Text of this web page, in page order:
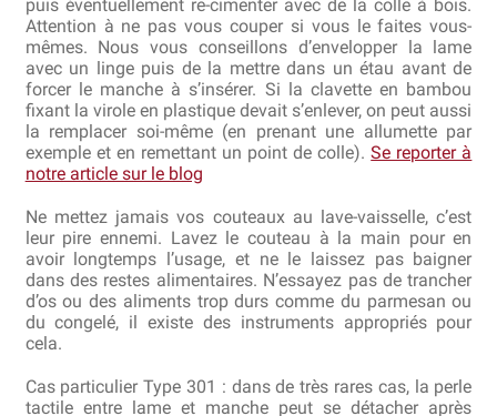
puis éventuellement re-cimenter avec de la colle à bois.
Attention à ne pas vous couper si vous le faites vous-
mêmes. Nous vous conseillons d’envelopper la lame
avec un linge puis de la mettre dans un étau avant de
forcer le manche à s’insérer. Si la clavette en bambou
fixant la virole en plastique devait s’enlever, on peut aussi
la remplacer soi-même (en prenant une allumette par
exemple et en remettant un point de colle).Se reporter à
notre article sur le blog
Ne mettez jamais vos couteaux au lave-vaisselle, c’est
leur pire ennemi. Lavez le couteau à la main pour en
avoir longtemps l’usage, et ne le laissez pas baigner
dans des restes alimentaires. N’essayez pas de trancher
d’os ou des aliments trop durs comme du parmesan ou
du congelé, il existe des instruments appropriés pour
cela.
Cas particulier Type 301 : dans de très rares cas, la perle
tactile entre lame et manche peut se détacher après